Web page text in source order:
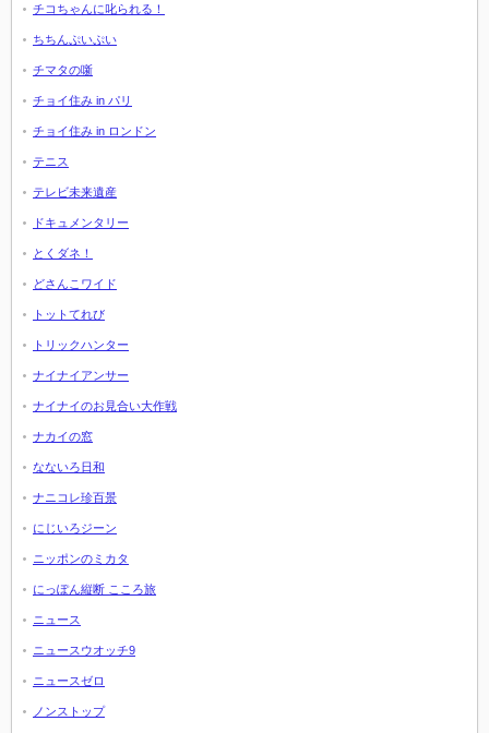
チコちゃんに叱られる！
ちちんぷいぷい
チマタの噺
チョイ住み in パリ
チョイ住み in ロンドン
テニス
テレビ未来遺産
ドキュメンタリー
とくダネ！
どさんこワイド
トットてれび
トリックハンター
ナイナイアンサー
ナイナイのお見合い大作戦
ナカイの窓
なないろ日和
ナニコレ珍百景
にじいろジーン
ニッポンのミカタ
にっぽん縦断 こころ旅
ニュース
ニュースウオッチ9
ニュースゼロ
ノンストップ